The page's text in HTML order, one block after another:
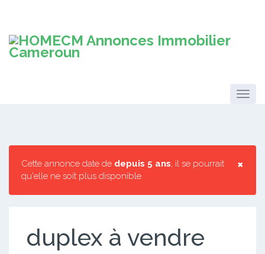
×
Cette annonce date de depuis 5 ans, il se pourrait
qu'elle ne soit plus disponible.
duplex à vendre